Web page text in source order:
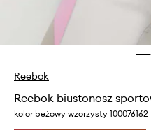
Reebok
Reebok biustonosz
kolor beżowy wzorzysty 100076162